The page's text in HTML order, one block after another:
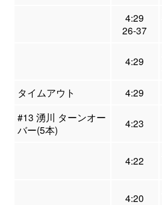
4:29
26-37
4:29
タイムアウト
4:29
#13 湧川 ターンオー
バー(5本)
4:23
4:22
4:20